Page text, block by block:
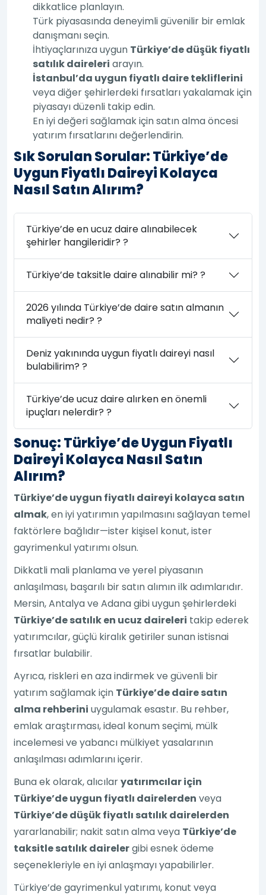
dikkatlice planlayın.
Türk piyasasında deneyimli güvenilir bir emlak
danışmanı seçin.
İhtiyaçlarınıza uygun Türkiye’de düşük fiyatlı
satılık daireleri arayın.
İstanbul’da uygun fiyatlı daire tekliflerini
veya diğer şehirlerdeki fırsatları yakalamak için
piyasayı düzenli takip edin.
En iyi değeri sağlamak için satın alma öncesi
yatırım fırsatlarını değerlendirin.
Sık Sorulan Sorular: Türkiye’de
Uygun Fiyatlı Daireyi Kolayca
Nasıl Satın Alırım?
Türkiye’de en ucuz daire alınabilecek
şehirler hangileridir? ?
Türkiye’de taksitle daire alınabilir mi? ?
2026 yılında Türkiye’de daire satın almanın
maliyeti nedir? ?
Deniz yakınında uygun fiyatlı daireyi nasıl
bulabilirim? ?
Türkiye’de ucuz daire alırken en önemli
ipuçları nelerdir? ?
Sonuç: Türkiye’de Uygun Fiyatlı
Daireyi Kolayca Nasıl Satın
Alırım?
Türkiye’de uygun fiyatlı daireyi kolayca satın
almak, en iyi yatırımın yapılmasını sağlayan temel
faktörlere bağlıdır—ister kişisel konut, ister
gayrimenkul yatırımı olsun.
Dikkatli mali planlama ve yerel piyasanın
anlaşılması, başarılı bir satın alımın ilk adımlarıdır.
Mersin, Antalya ve Adana gibi uygun şehirlerdeki
Türkiye’de satılık en ucuz daireleri takip ederek
yatırımcılar, güçlü kiralık getiriler sunan istisnai
fırsatlar bulabilir.
Ayrıca, riskleri en aza indirmek ve güvenli bir
yatırım sağlamak için Türkiye’de daire satın
alma rehberini uygulamak esastır. Bu rehber,
emlak araştırması, ideal konum seçimi, mülk
incelemesi ve yabancı mülkiyet yasalarının
anlaşılması adımlarını içerir.
Buna ek olarak, alıcılaryatırımcılar için
Türkiye’de uygun fiyatlı dairelerden veya
Türkiye’de düşük fiyatlı satılık dairelerden
yararlanabilir; nakit satın alma veya Türkiye’de
taksitle satılık dairelergibi esnek ödeme
seçenekleriyle en iyi anlaşmayı yapabilirler.
Türkiye’de gayrimenkul yatırımı, konut veya